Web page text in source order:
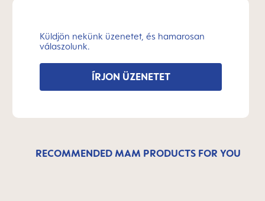
Küldjön nekünk üzenetet, és hamarosan
válaszolunk.
ÍRJON ÜZENETET
RECOMMENDED MAM PRODUCTS FOR YOU